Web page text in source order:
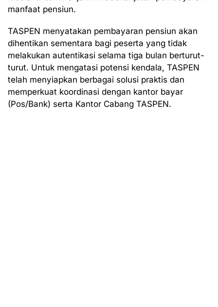
manfaat pensiun.
TASPEN menyatakan pembayaran pensiun akan
dihentikan sementara bagi peserta yang tidak
melakukan autentikasi selama tiga bulan berturut-
turut. Untuk mengatasi potensi kendala, TASPEN
telah menyiapkan berbagai solusi praktis dan
memperkuat koordinasi dengan kantor bayar
(Pos/Bank) serta Kantor Cabang TASPEN.